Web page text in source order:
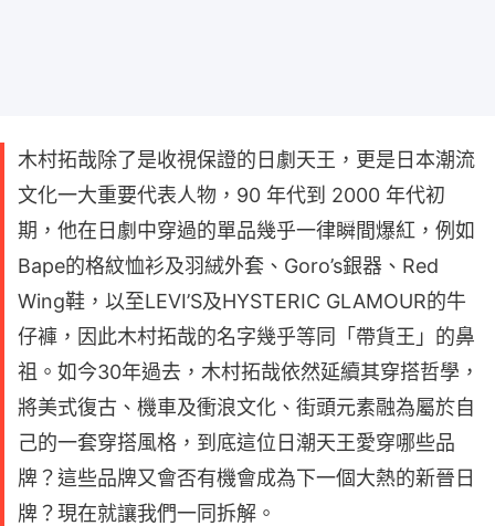
木村拓哉除了是收視保證的日劇天王，更是日本潮流
文化一大重要代表人物，90 年代到 2000 年代初
期，他在日劇中穿過的單品幾乎一律瞬間爆紅，例如
Bape的格紋恤衫及羽絨外套、Goro’s銀器、Red
Wing鞋，以至LEVI’S及HYSTERIC GLAMOUR的牛
仔褲，因此木村拓哉的名字幾乎等同「帶貨王」的鼻
祖。如今30年過去，木村拓哉依然延續其穿搭哲學，
將美式復古、機車及衝浪文化、街頭元素融為屬於自
己的一套穿搭風格，到底這位日潮天王愛穿哪些品
牌？這些品牌又會否有機會成為下一個大熱的新晉日
牌？現在就讓我們一同拆解。